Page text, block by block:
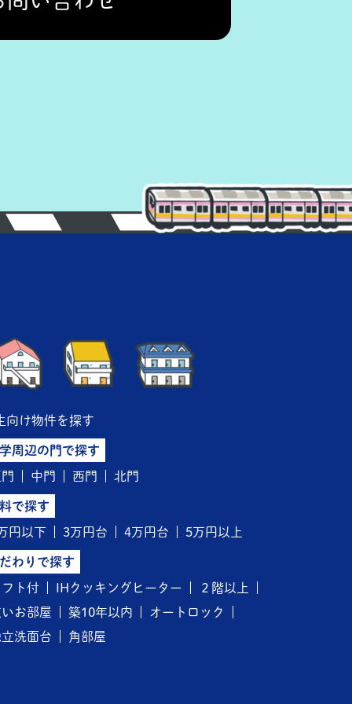
向け物件を探す
周辺の門で探す
中門 西門 北門
で探す
円以下 3万円台 4万円台 5万円以上
わりで探す
ト付 IHクッキングヒーター
２階以上
お部屋
築10年以内
オートロック
洗面台
角部屋